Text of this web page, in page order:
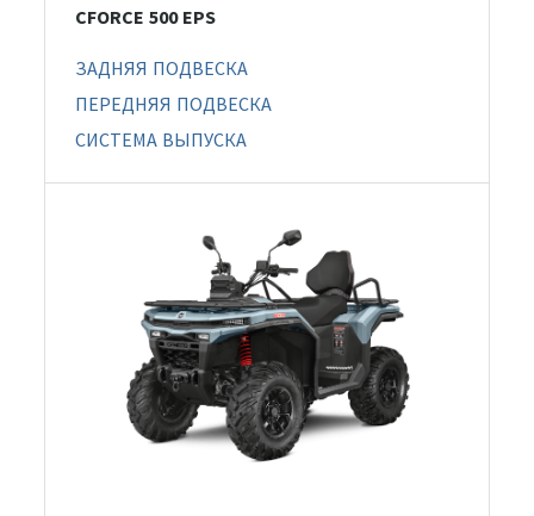
CFORCE 500 EPS
ЗАДНЯЯ ПОДВЕСКА
ПЕРЕДНЯЯ ПОДВЕСКА
СИСТЕМА ВЫПУСКА